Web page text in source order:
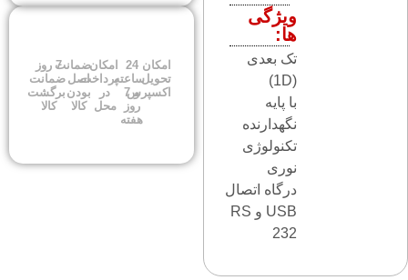
امکان
تحویل
اکسپرس
24
ساعته
و 7
روز
هفته
امکان
پرداخت
در
محل
ضمانت
اصل
بودن
کالا
7 روز
ضمانت
برگشت
کالا
ویژگی
ها:
تک بعدی
(1D)
با پایه
نگهدارنده
تکنولوژی
نوری
درگاه اتصال
USB و RS
232